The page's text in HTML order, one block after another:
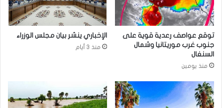
توقع عواصف رعدية قوية على
جنوب غرب موريتانيا وشمال
السنغال
منذ يومين
الإخباري ينشر بيان مجلس الوزراء
منذ 3 أيام